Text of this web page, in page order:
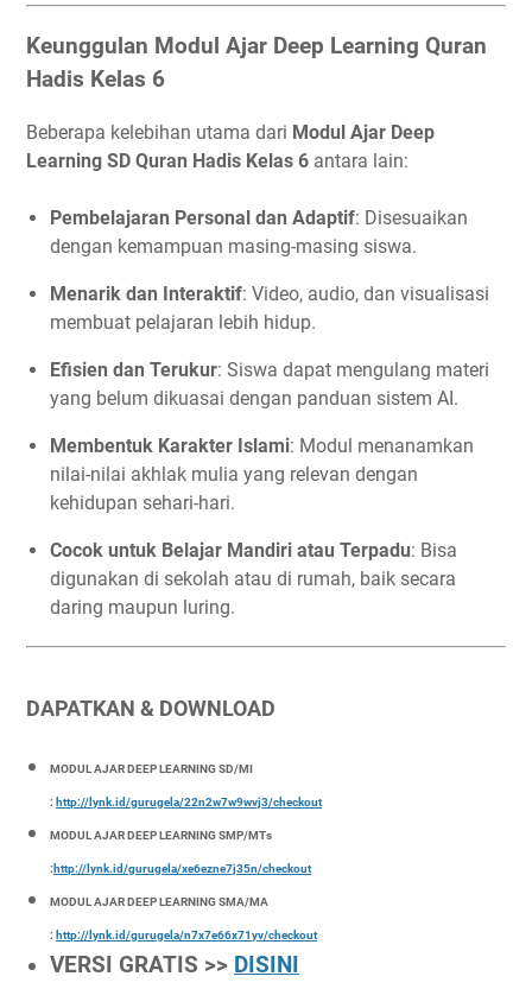
Keunggulan Modul Ajar Deep Learning Quran
Hadis Kelas 6
Beberapa kelebihan utama dari Modul Ajar Deep
Learning SD Quran Hadis Kelas 6 antara lain:
Pembelajaran Personal dan Adaptif: Disesuaikan
dengan kemampuan masing-masing siswa.
Menarik dan Interaktif: Video, audio, dan visualisasi
membuat pelajaran lebih hidup.
Efisien dan Terukur: Siswa dapat mengulang materi
yang belum dikuasai dengan panduan sistem AI.
Membentuk Karakter Islami: Modul menanamkan
nilai-nilai akhlak mulia yang relevan dengan
kehidupan sehari-hari.
Cocok untuk Belajar Mandiri atau Terpadu: Bisa
digunakan di sekolah atau di rumah, baik secara
daring maupun luring.
DAPATKAN & DOWNLOAD
MODUL AJAR DEEP LEARNING SD/MI
: http://lynk.id/gurugela/22n2w7w9wvj3/checkout
MODUL AJAR DEEP LEARNING SMP/MTs
: http://lynk.id/gurugela/xe6ezne7j35n/checkout
MODUL AJAR DEEP LEARNING SMA/MA
: http://lynk.id/gurugela/n7x7e66x71yv/checkout
VERSI GRATIS >> DISINI